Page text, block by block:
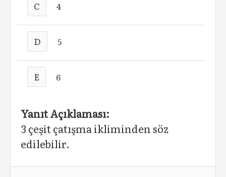
C 4
D 5
E 6
Yanıt Açıklaması:
3 çeşit çatışma ikliminden söz
edilebilir.